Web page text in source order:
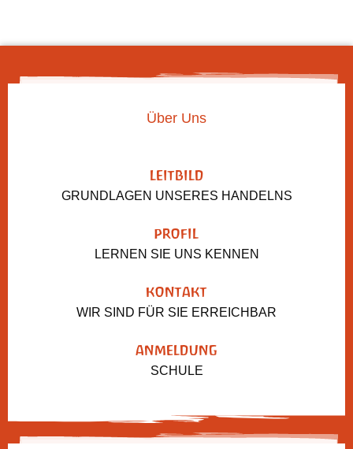
Über Uns
LEITBILD
GRUNDLAGEN UNSERES HANDELNS
PROFIL
LERNEN SIE UNS KENNEN
KONTAKT
WIR SIND FÜR SIE ERREICHBAR
ANMELDUNG
SCHULE